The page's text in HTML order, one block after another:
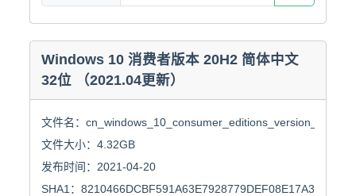
Windows 10 消费者版本 20H2 简体中文
32位 （2021.04更新）
文件名：
文件大小：4.32GB
发布时间：2021-04-20
SHA1：8210466DCBF591A63E7928779DEF08E17A362CD8